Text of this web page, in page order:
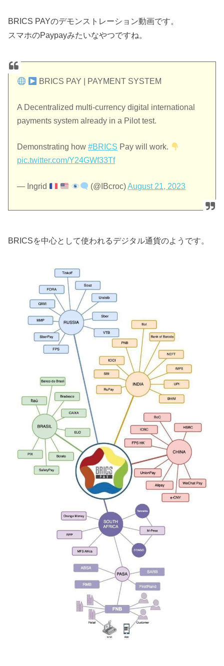
BRICS PAYのデモンストレーション動画です。
スマホのPaypayみたいなやつですね。
BRICS PAY | PAYMENT SYSTEM
A Decentralized multi-currency digital international
payments system already in a Pilot test.
Demonstrating how#BRICS Pay will work.
pic.twitter.com/Y24GWf33Tf
— Ingrid (@IBcroc)August 21, 2023
BRICSを中心として使われるデジタル通貨のようです。